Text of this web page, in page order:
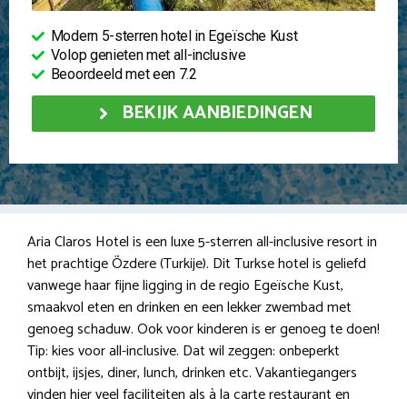
Modern 5-sterren hotel in Egeïsche Kust
Volop genieten met all-inclusive
Beoordeeld met een 7.2
BEKIJK AANBIEDINGEN
Aria Claros Hotel is een luxe 5-sterren all-inclusive resort in
het prachtige Özdere (Turkije). Dit Turkse hotel is geliefd
vanwege haar fijne ligging in de regio Egeïsche Kust,
smaakvol eten en drinken en een lekker zwembad met
genoeg schaduw. Ook voor kinderen is er genoeg te doen!
Tip: kies voor all-inclusive. Dat wil zeggen: onbeperkt
ontbijt, ijsjes, diner, lunch, drinken etc. Vakantiegangers